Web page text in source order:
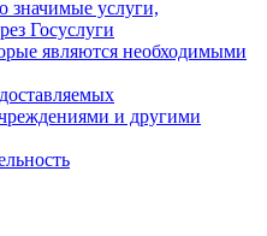
значимые услуги,
Госуслуги
являются необходимыми
и другими